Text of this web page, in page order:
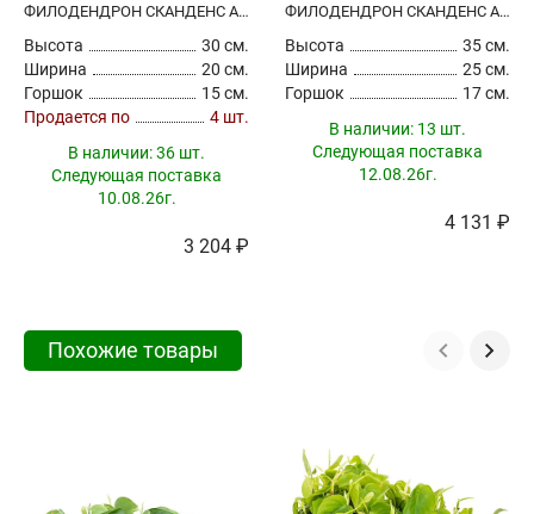
ФИЛОДЕНДРОН СКАНДЕНС АМПЕЛЬНЫЙ
Высота
30 см.
Ширина
20 см.
Горшок
15 см.
Продается по
4 шт.
В наличии:36 шт.
Следующая поставка
10.08.26г.
3 204 ₽
ФИЛОДЕНДРОН СКАНДЕНС АМПЕЛЬНЫЙ
Высота
35 см.
Ширина
25 см.
Горшок
17 см.
В наличии: 13 шт.
Следующая поставка
12.08.26г.
4 131 ₽
Похожие товары